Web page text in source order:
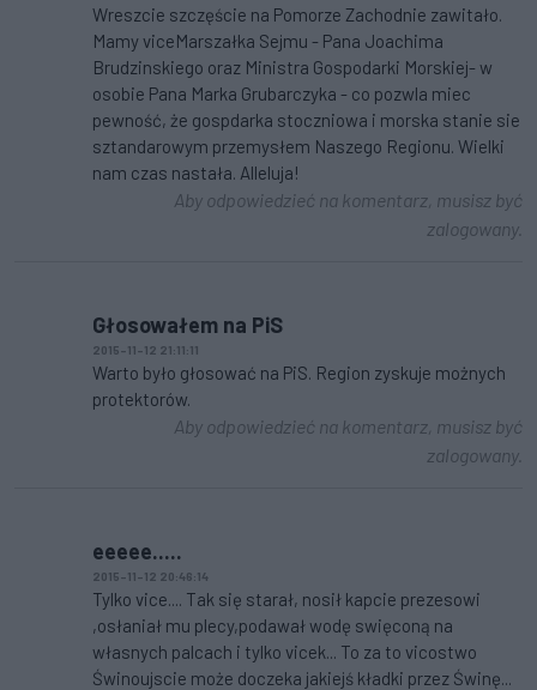
Wreszcie szczęście na Pomorze Zachodnie zawitało.
Mamy viceMarszałka Sejmu - Pana Joachima
Brudzinskiego oraz Ministra Gospodarki Morskiej- w
osobie Pana Marka Grubarczyka - co pozwla miec
pewność, że gospdarka stoczniowa i morska stanie sie
sztandarowym przemysłem Naszego Regionu. Wielki
nam czas nastała. Alleluja!
Aby odpowiedzieć na komentarz, musisz być
zalogowany.
Głosowałem na PiS
2015-11-12 21:11:11
Warto było głosować na PiS. Region zyskuje możnych
protektorów.
Aby odpowiedzieć na komentarz, musisz być
zalogowany.
eeeee.....
2015-11-12 20:46:14
Tylko vice.... Tak się starał, nosił kapcie prezesowi
,osłaniał mu plecy,podawał wodę swięconą na
własnych palcach i tylko vicek... To za to vicostwo
Świnoujscie może doczeka jakiejś kładki przez Świnę...